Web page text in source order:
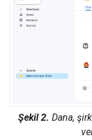
Şekil 2. Dana,